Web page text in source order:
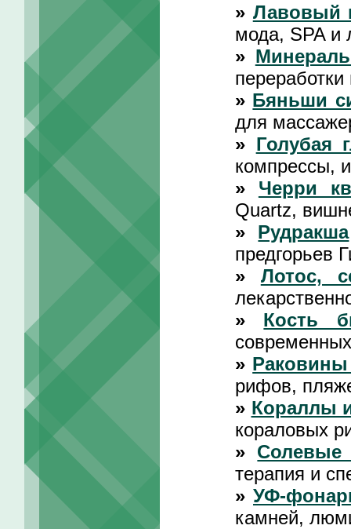
» Лавовый
мода, SPA и
»
» Бяньши
для
» Голубая
компрессы,
»
Черри
Quartz,
»
Рудракша
предгорьев
»
Лотос,
»
Кость
»
рифов,
» Кораллы
кораловых
»
терапия и
» УФ-
камней,